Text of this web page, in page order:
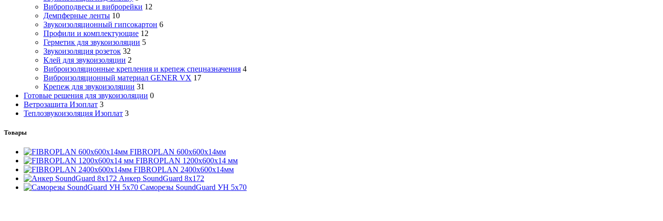
Виброподвесы и виброрейки 12
Демпферные ленты 10
Звукоизоляционный гипсокартон 6
Профили и комплектующие 12
Герметик для звукоизоляции 5
Звукоизоляция розеток 32
Клей для звукоизоляции 2
Виброизоляционные крепления и крепеж спецназначения 4
Виброизоляционный материал GENER VX 17
Крепеж для звукоизоляции 31
Готовые решения для звукоизоляции 0
Ветрозащита Изоплат 3
Теплозвукоизоляция Изоплат 3
Товары
FIBROPLAN 600х600х14мм
FIBROPLAN 1200х600х14 мм
FIBROPLAN 2400х600х14мм
Анкер SoundGuard 8x172
Саморезы SoundGuard УН 5х70